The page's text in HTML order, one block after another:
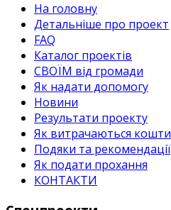
На головну
Детальніше про проект
FAQ
Каталог проектів
СВОЇМ від громади
Як надати допомогу
Новини
Результати проекту
Як витрачаються кошти
Подяки та рекомендації
Як подати прохання
КОНТАКТИ